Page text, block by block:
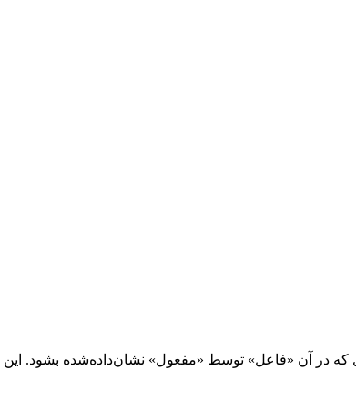
که در آن «فاعل» توسط «مفعول» نشان‌داده‌شده بشود. این